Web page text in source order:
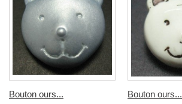
Bouton ours... Bouton ours...